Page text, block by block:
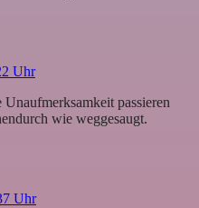
Uhr
passieren
wie weggesaugt.
Uhr